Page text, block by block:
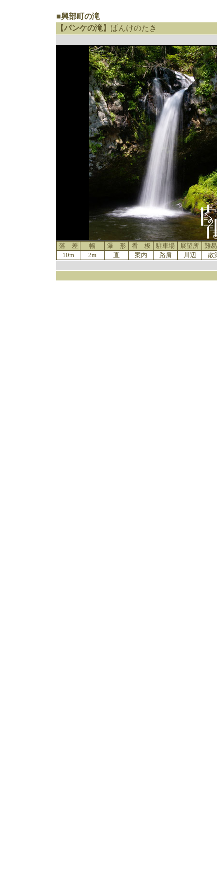
■興部町の滝
【パンケの滝】 ぱんけのたき
落 差 幅 瀑 形 看 板 駐車場 展望所
難
10m
2m 直 案内 路肩 川辺 散